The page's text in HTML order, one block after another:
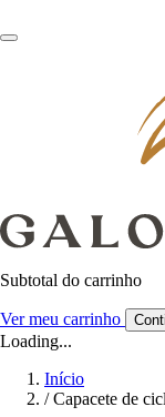
Subtotal do carrinho
Ver meu carrinho
Loading...
Início
/ Capacete de